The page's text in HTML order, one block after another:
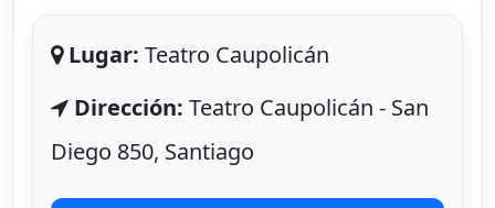
Lugar: Teatro Caupolicán
Dirección: Teatro Caupolicán - San
Diego 850, Santiago